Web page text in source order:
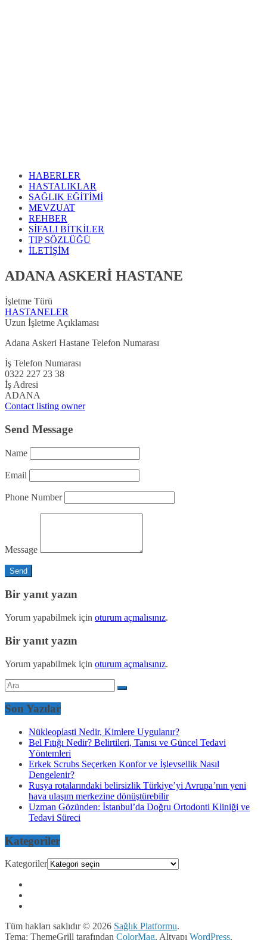
HABERLER
HASTALIKLAR
SAĞLIK EĞİTİMİ
MEVZUAT
REHBER
SİFALI BİTKİLER
TIP SÖZLÜĞÜ
İLETİŞİM
ADANA ASKERİ HASTANE
İşletme Türü
HASTANELER
Uzun İşletme Açıklaması
Adana Askeri Hastane Telefon Numarası
İş Telefon Numarası
0322 227 23 38
İş Adresi
ADANA
Contact listing owner
Send Message
Name
Email
Phone Number
Message
Bir yanıt yazın
Yorum yapabilmek için oturum açmalısınız.
Bir yanıt yazın
Yorum yapabilmek için oturum açmalısınız.
Son Yazılar
Nükleoplasti Nedir, Kimlere Uygulanır?
Bel Fıtığı Nedir? Belirtileri, Tanısı ve Güncel Tedavi
Yöntemleri
Erkek Scrubs Seçerken Konfor ve İşlevsellik Nasıl
Dengelenir?
Rusya rotalarındaki belirsizlik Türkiye’yi Avrupa’nın yeni
hava ulaşım merkezine dönüştürebilir
Uzman Gözünden: İstanbul’da Doğru Ortodonti Kliniği ve
Tedavi Süreci
Kategoriler
Kategoriler
Tüm hakları saklıdır © 2026 Sağlık Platformu.
Tema: ThemeGrill tarafından ColorMag. Altyapı WordPress.